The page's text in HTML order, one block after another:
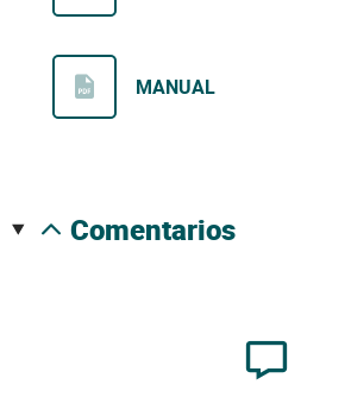
MANUAL
comentarios